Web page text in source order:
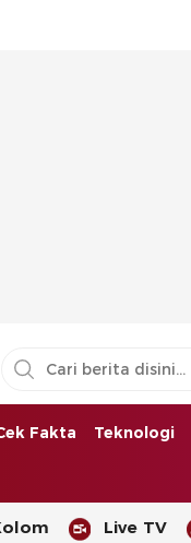
Fakta Teknologi
Live TV